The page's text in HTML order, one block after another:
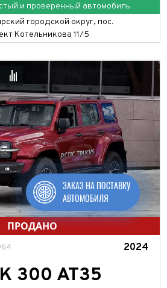
до
и проверенный автомобиль
городской округ, пос.
Котельникова 11/5
ПРОДАНО
2024
300 AT35
ЗАКАЗ НА ПОСТАВКУ
АВТОМОБИЛЯ